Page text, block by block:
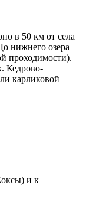
в 50 км от села
нижнего озера
проходимости).
Кедрово-
карликовой
и к